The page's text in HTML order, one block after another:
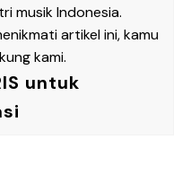
musik Indonesia.
artikel ini, kamu
kami.
untuk